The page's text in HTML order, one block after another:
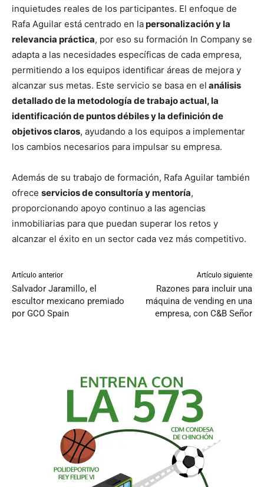
inquietudes reales de los participantes. El enfoque de
Rafa Aguilar está centrado en lapersonalización y la
relevancia práctica, por eso su formación In Company se
adapta a las necesidades específicas de cada empresa,
permitiendo a los equipos identificar áreas de mejora y
alcanzar sus metas. Este servicio se basa en el análisis
detallado de la metodología de trabajo actual, la
identificación de puntos débiles y la definición de
objetivos claros, ayudando a los equipos a implementar
los cambios necesarios para impulsar su empresa.
Además de su trabajo de formación, Rafa Aguilar también
ofrece servicios de consultoría y mentoría,
proporcionando apoyo continuo a las agencias
inmobiliarias para que puedan superar los retos y
alcanzar el éxito en un sector cada vez más competitivo.
Artículo anterior
Salvador Jaramillo, el
escultor mexicano premiado
por GCO Spain
Artículo siguiente
Razones para incluir una
máquina de vending en una
empresa, con C&B Señor